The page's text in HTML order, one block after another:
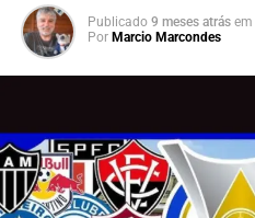
Publicado 9 meses atrás em
Por Marcio Marcondes